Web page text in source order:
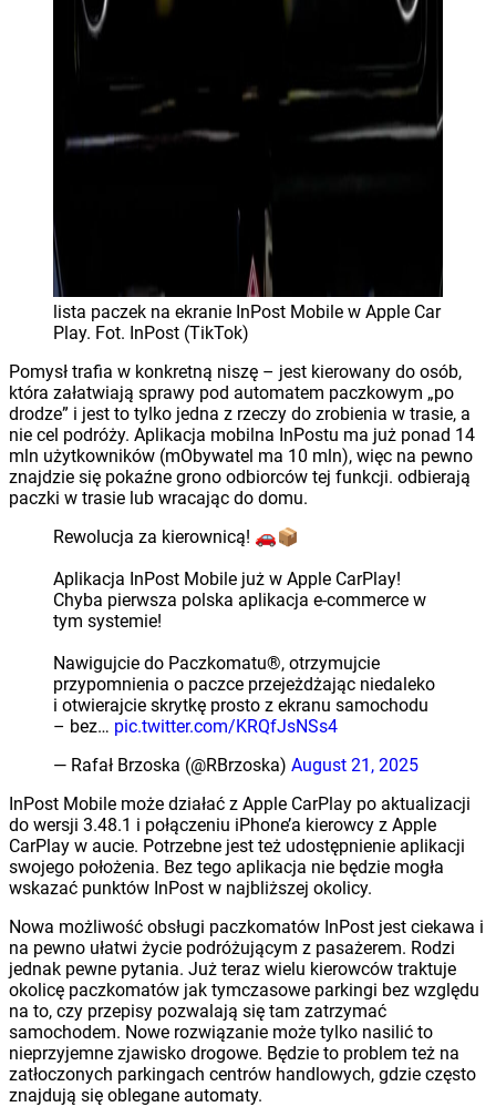
lista paczek na ekranie InPost Mobile w Apple Car
Play. Fot. InPost (TikTok)
Pomysł trafia w konkretną niszę – jest kierowany do osób,
która załatwiają sprawy pod automatem paczkowym „po
drodze” i jest to tylko jedna z rzeczy do zrobienia w trasie, a
nie cel podróży. Aplikacja mobilna InPostu ma już ponad 14
mln użytkowników (mObywatel ma 10 mln), więc na pewno
znajdzie się pokaźne grono odbiorców tej funkcji. odbierają
paczki w trasie lub wracając do domu.
Rewolucja za kierownicą! 🚗📦
Aplikacja InPost Mobile już w Apple CarPlay!
Chyba pierwsza polska aplikacja e-commerce w
tym systemie!
Nawigujcie do Paczkomatu®, otrzymujcie
przypomnienia o paczce przejeżdżając niedaleko
i otwierajcie skrytkę prosto z ekranu samochodu
– bez… pic.twitter.com/KRQfJsNSs4
— Rafał Brzoska (@RBrzoska) August 21, 2025
InPost Mobile może działać z Apple CarPlay po aktualizacji
do wersji 3.48.1 i połączeniu iPhone’a kierowcy z Apple
CarPlay w aucie. Potrzebne jest też udostępnienie aplikacji
swojego położenia. Bez tego aplikacja nie będzie mogła
wskazać punktów InPost w najbliższej okolicy.
Nowa możliwość obsługi paczkomatów InPost jest ciekawa i
na pewno ułatwi życie podróżującym z pasażerem. Rodzi
jednak pewne pytania. Już teraz wielu kierowców traktuje
okolicę paczkomatów jak tymczasowe parkingi bez względu
na to, czy przepisy pozwalają się tam zatrzymać
samochodem. Nowe rozwiązanie może tylko nasilić to
nieprzyjemne zjawisko drogowe. Będzie to problem też na
zatłoczonych parkingach centrów handlowych, gdzie często
znajdują się oblegane automaty.